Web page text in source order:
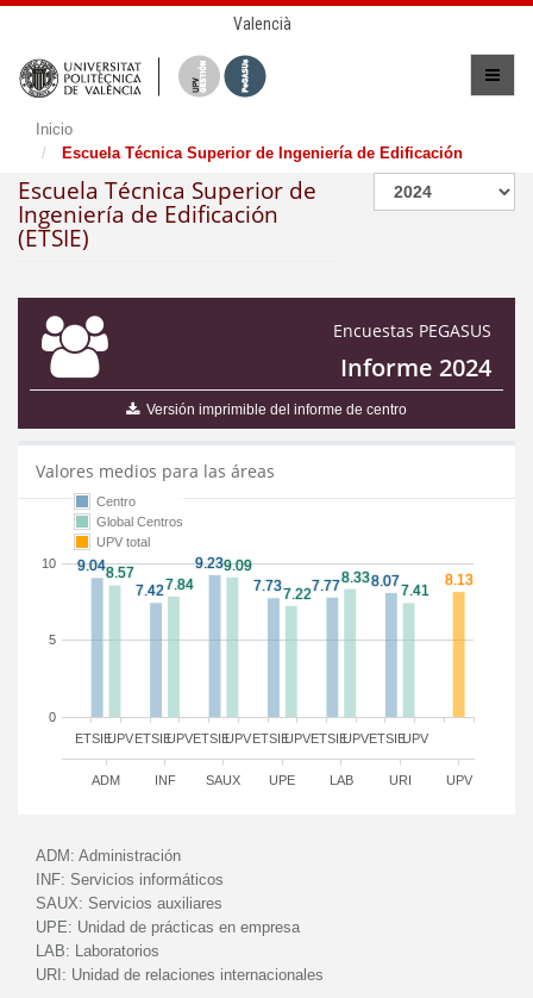
Valencià
Inicio
Escuela Técnica Superior de Ingeniería de Edificación
Escuela Técnica Superior de
Ingeniería de Edificación
(ETSIE)
Encuestas PEGASUS
Informe 2024
Versión imprimible del informe de centro
Valores medios para las áreas
ETSIE ETSIE ETSIE ETSIE ETSIE ETSIE
UPV UPV UPV UPV UPV UPV
ADM INF SAUX UPE LAB URI UPV
0
5
10
Centro
Global Centros
UPV total
ADM: Administración
INF: Servicios informáticos
SAUX: Servicios auxiliares
UPE: Unidad de prácticas en empresa
LAB: Laboratorios
URI: Unidad de relaciones internacionales